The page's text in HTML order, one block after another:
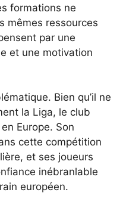
formations ne
mêmes ressources
par une
et une motivation
Bien qu’il ne
la Liga, le club
Europe. Son
cette compétition
et ses joueurs
inébranlable
européen.